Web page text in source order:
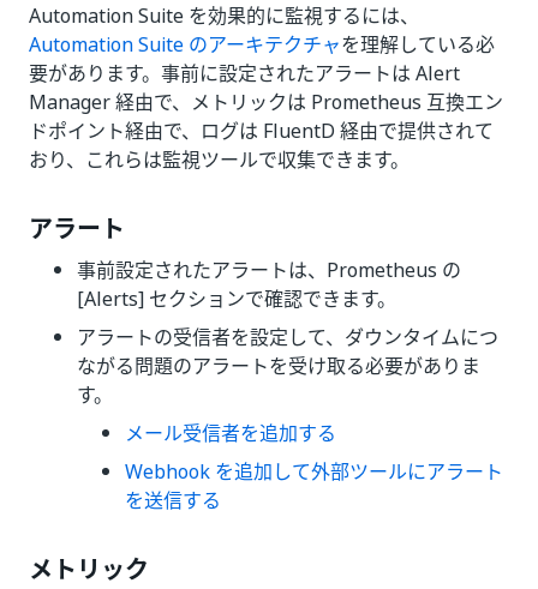
Automation Suite を効果的に監視するには、
Automation Suite のアーキテクチャを理解している必
要があります。事前に設定されたアラートは Alert
Manager 経由で、メトリックは Prometheus 互換エン
ドポイント経由で、ログは FluentD 経由で提供されて
おり、これらは監視ツールで収集できます。
アラート
事前設定されたアラートは、Prometheus の
[Alerts] セクションで確認できます。
アラートの受信者を設定して、ダウンタイムにつ
ながる問題のアラートを受け取る必要がありま
す。
メール受信者を追加する
Webhook を追加して外部ツールにアラート
を送信する
メトリック